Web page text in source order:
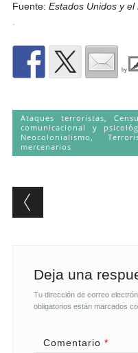
Fuente: Estados Unidos y
by
Ataques terroristas,
comunicacional y
Neocolonialismo,
mercenarios
Post
Deja una
Tu dirección de correo
obligatorios están marcados
Comentario *